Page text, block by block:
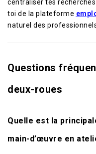
centraliser tes
toi de la plateforme
naturel des
Questions
deux-roues
Quelle est la
main-d’œuvre en